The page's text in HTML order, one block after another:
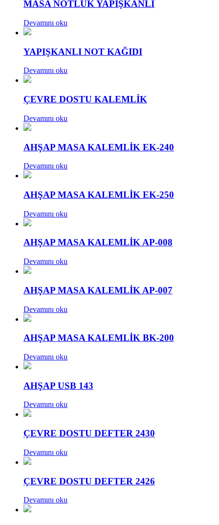
MASA NOTLUK YAPIŞKANLI
Devamını oku
YAPIŞKANLI NOT KAĞIDI
Devamını oku
ÇEVRE DOSTU KALEMLİK
Devamını oku
AHŞAP MASA KALEMLİK EK-240
Devamını oku
AHŞAP MASA KALEMLİK EK-250
Devamını oku
AHŞAP MASA KALEMLİK AP-008
Devamını oku
AHŞAP MASA KALEMLİK AP-007
Devamını oku
AHŞAP MASA KALEMLİK BK-200
Devamını oku
AHŞAP USB 143
Devamını oku
ÇEVRE DOSTU DEFTER 2430
Devamını oku
ÇEVRE DOSTU DEFTER 2426
Devamını oku